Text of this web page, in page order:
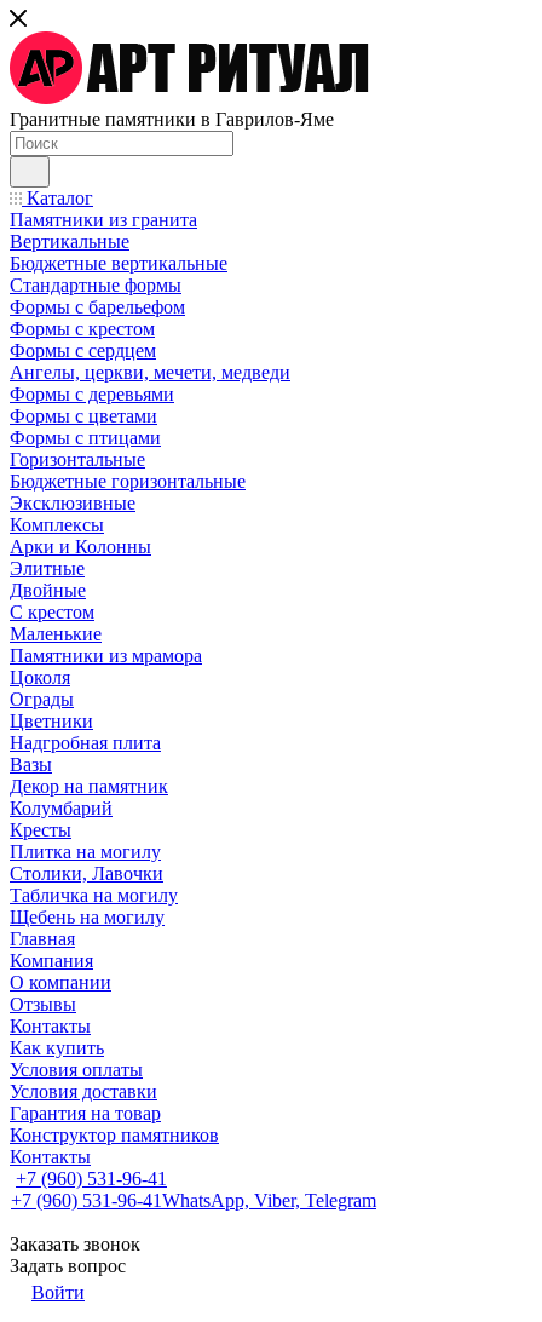
Гранитные памятники в Гаврилов-Яме
Каталог
Памятники из гранита
Вертикальные
Бюджетные вертикальные
Стандартные формы
Формы с барельефом
Формы с крестом
Формы с сердцем
Ангелы, церкви, мечети, медведи
Формы с деревьями
Формы с цветами
Формы с птицами
Горизонтальные
Бюджетные горизонтальные
Эксклюзивные
Комплексы
Арки и Колонны
Элитные
Двойные
С крестом
Маленькие
Памятники из мрамора
Цоколя
Ограды
Цветники
Надгробная плита
Вазы
Декор на памятник
Колумбарий
Кресты
Плитка на могилу
Столики, Лавочки
Табличка на могилу
Щебень на могилу
Главная
Компания
О компании
Отзывы
Контакты
Как купить
Условия оплаты
Условия доставки
Гарантия на товар
Конструктор памятников
Контакты
+7 (960) 531-96-41
+7 (960) 531-96-41WhatsApp, Viber, Telegram
Заказать звонок
Задать вопрос
Войти